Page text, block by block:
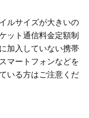
ルサイズが大きいの
ット通信料金定額制
加入していない携帯
マートフォンなどを
いる方はご注意くだ